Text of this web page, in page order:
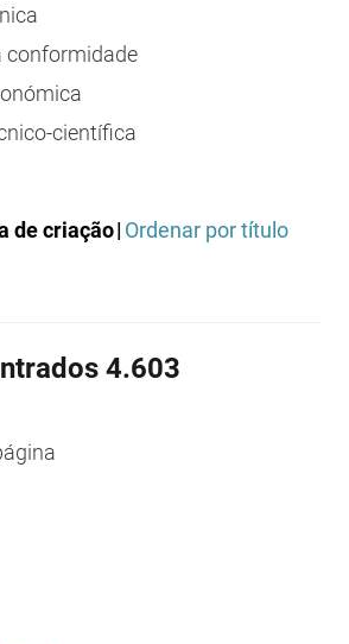
conformidade
científica
de distribuição
de investigação
de laboratório
regulamentares
de criação| Ordenar por título
4.603